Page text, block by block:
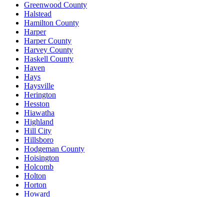
Greenwood County
Halstead
Hamilton County
Harper
Harper County
Harvey County
Haskell County
Haven
Hays
Haysville
Herington
Hesston
Hiawatha
Highland
Hill City
Hillsboro
Hodgeman County
Hoisington
Holcomb
Holton
Horton
Howard